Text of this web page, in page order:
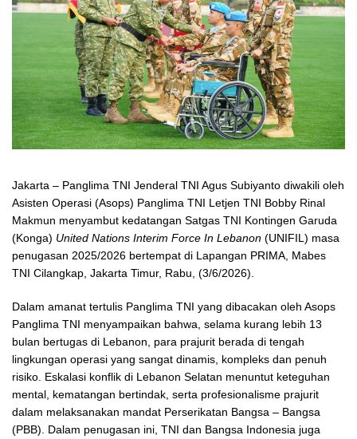
Jakarta – Panglima TNI Jenderal TNI Agus Subiyanto diwakili oleh
Asisten Operasi (Asops) Panglima TNI Letjen TNI Bobby Rinal
Makmun menyambut kedatangan Satgas TNI Kontingen Garuda
(Konga) United Nations Interim Force In Lebanon (UNIFIL) masa
penugasan 2025/2026 bertempat di Lapangan PRIMA, Mabes
TNI Cilangkap, Jakarta Timur, Rabu, (3/6/2026).
Dalam amanat tertulis Panglima TNI yang dibacakan oleh Asops
Panglima TNI menyampaikan bahwa, selama kurang lebih 13
bulan bertugas di Lebanon, para prajurit berada di tengah
lingkungan operasi yang sangat dinamis, kompleks dan penuh
risiko. Eskalasi konflik di Lebanon Selatan menuntut keteguhan
mental, kematangan bertindak, serta profesionalisme prajurit
dalam melaksanakan mandat Perserikatan Bangsa – Bangsa
(PBB). Dalam penugasan ini, TNI dan Bangsa Indonesia juga